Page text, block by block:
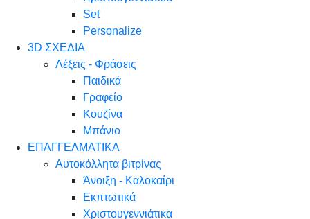
Set
Personalize
3D ΣΧΕΔΙΑ
Λέξεις - Φράσεις
Παιδικά
Γραφείο
Κουζίνα
Μπάνιο
ΕΠΑΓΓΕΛΜΑΤΙΚΑ
Αυτοκόλλητα βιτρίνας
Άνοιξη - Καλοκαίρι
Εκπτωτικά
Χριστουγεννιάτικα